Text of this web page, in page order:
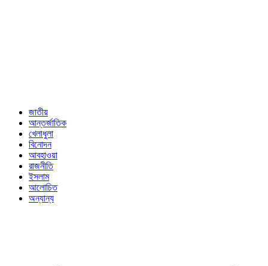
জাতীয়
আন্তর্জাতিক
খেলাধুলা
বিনোদন
আবহাওয়া
রাজনীতি
ইসলাম
আলোচিত
অন্যান্য